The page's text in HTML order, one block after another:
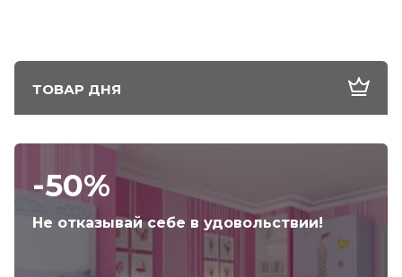
ТОВАР ДНЯ
-50%
Не отказывай себе в удовольствии!